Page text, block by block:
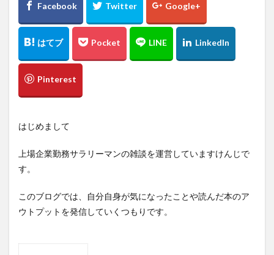
はじめまして
上場企業勤務サラリーマンの雑談を運営していますけんじで
す。
このブログでは、自分自身が気になったことや読んだ本のア
ウトプットを発信していくつもりです。